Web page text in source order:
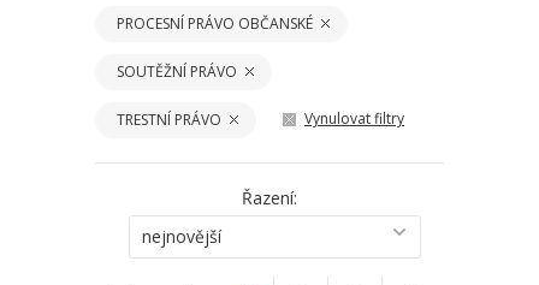
PROCESNÍ PRÁVO OBČANSKÉ
SOUTĚŽNÍ PRÁVO
TRESTNÍ PRÁVO Vynulovat filtry
Řazení:
nejnovější